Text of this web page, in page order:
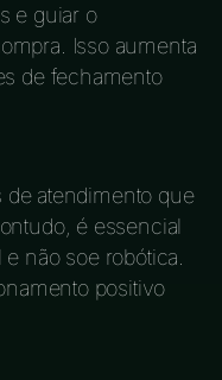
e guiar o
Isso aumenta
de fechamento
de atendimento que
é essencial
não soe robótica.
positivo